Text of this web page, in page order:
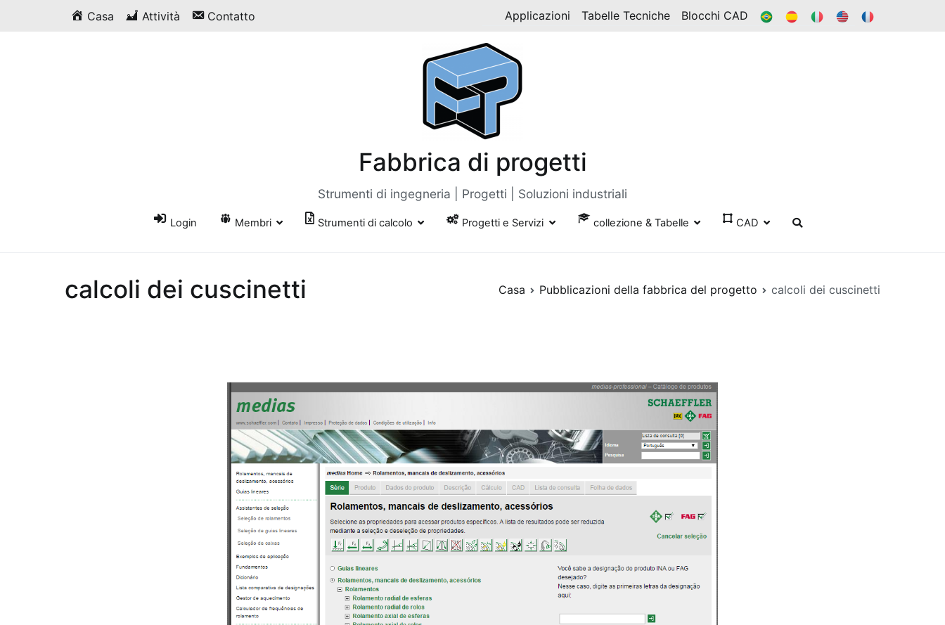
Casa Attività Contatto Applicazioni Tabelle Tecniche Blocchi CAD BR ES ESSO
Fabbrica di progetti
Strumenti di ingegneria | Progetti | Soluzioni industriali
Login Membri Strumenti di calcolo Progetti e Servizi collezione & Tabelle CAD
calcoli dei cuscinetti Casa Pubblicazioni della fabbrica del progetto calcoli dei cuscinetti